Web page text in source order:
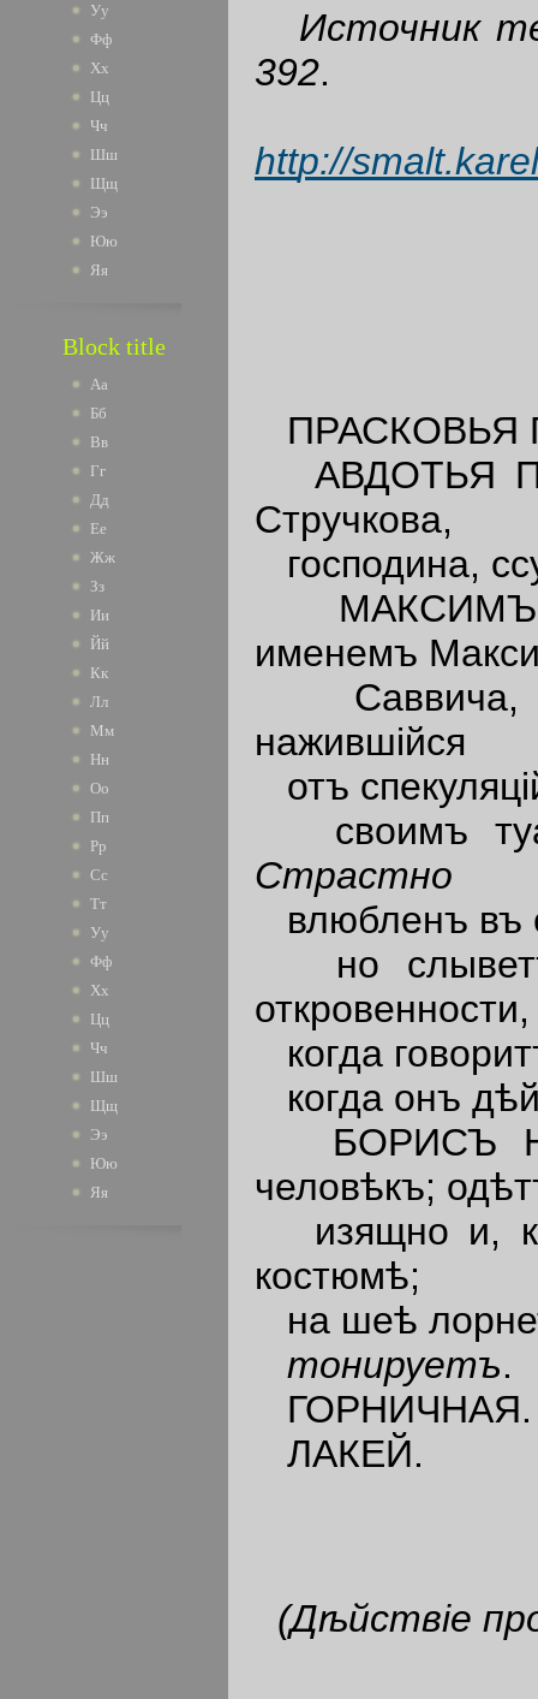
Уу
Фф
Хх
Цц
Чч
Шш
Щщ
Ээ
Юю
Яя
Block title
Аа
Бб
Вв
Гг
Дд
Ее
Жж
Зз
Ии
Йй
Кк
Лл
Мм
Нн
Оо
Пп
Рр
Сс
Тт
Уу
Фф
Хх
Цц
Чч
Шш
Щщ
Ээ
Юю
Яя
Источник
392.
http://
ПРАСКОВЬЯ
АВДОТЬЯ
Стручкова,
господина,
МАКСИМЪ
именемъ
Саввича,
нажившiйся
отъ
своимъ
Страстно
влюбленъ въ
но
откровенности,
когда
когда онъ
БОРИСЪ
человѣкъ;
изящно и,
костюмѣ;
на шеѣ
тонируетъ.
ГОРНИЧНАЯ.
ЛАКЕЙ.
(Дѣйствiе